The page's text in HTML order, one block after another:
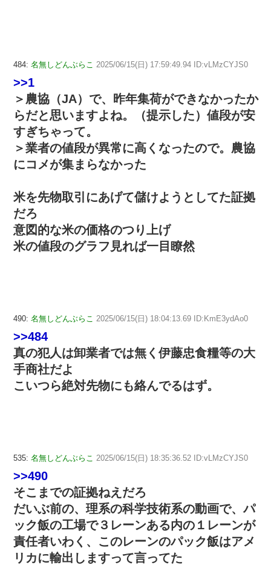
484: 名無しどんぶらこ 2025/06/15(日) 17:59:49.94 ID:vLMzCYJS0
>>1
＞農協（JA）で、昨年集荷ができなかったか
らだと思いますよね。（提示した）値段が安
すぎちゃって。
＞業者の値段が異常に高くなったので。農協
にコメが集まらなかった
米を先物取引にあげて儲けようとしてた証拠
だろ
意図的な米の価格のつり上げ
米の値段のグラフ見れば一目瞭然
490: 名無しどんぶらこ 2025/06/15(日) 18:04:13.69 ID:KmE3ydAo0
>>484
真の犯人は卸業者では無く伊藤忠食糧等の大
手商社だよ
こいつら絶対先物にも絡んでるはず。
535: 名無しどんぶらこ 2025/06/15(日) 18:35:36.52 ID:vLMzCYJS0
>>490
そこまでの証拠ねえだろ
だいぶ前の、理系の科学技術系の動画で、パ
ック飯の工場で３レーンある内の１レーンが
責任者いわく、このレーンのパック飯はアメ
リカに輸出しますって言ってた